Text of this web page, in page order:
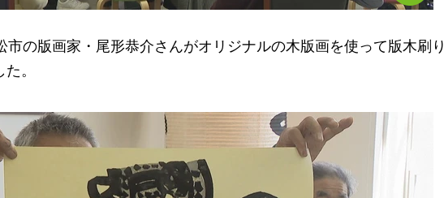
の版画家・尾形恭介さんがオリジナルの木版画を使って版木刷り
。